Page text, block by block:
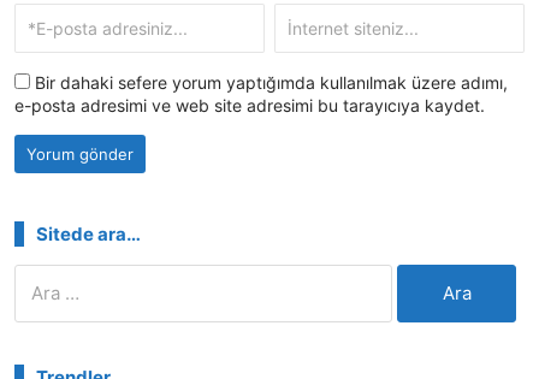
Bir dahaki sefere yorum yaptığımda kullanılmak üzere adımı,
e-posta adresimi ve web site adresimi bu tarayıcıya kaydet.
Sitede ara…